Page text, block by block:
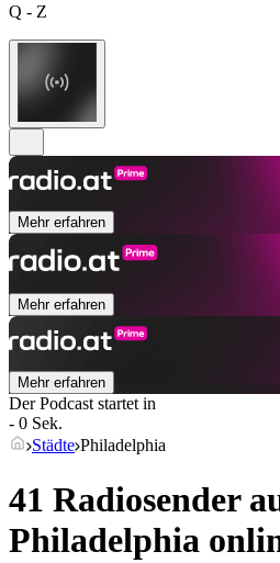
Q - Z
Mehr erfahren
Mehr erfahren
Mehr erfahren
Der Podcast startet in
- 0 Sek.
Städte Philadelphia
41 Radiosender
Philadelphia